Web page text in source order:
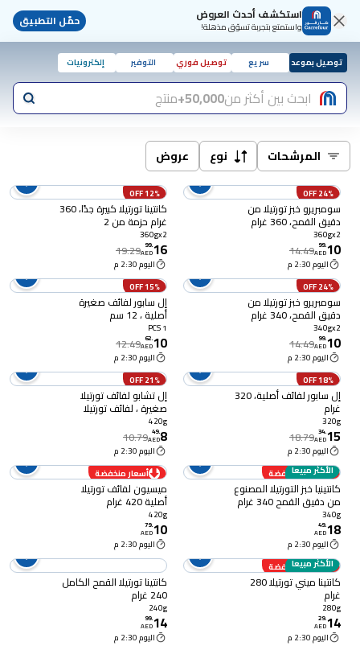
استكشف أحدث العروض
واستمتع بتجربة تسوّق مذهلة! حمّل التطبيق
توصيل بموعد سريع توصيل فوري التوفير إلكترونيات
ابحث بين أكثر من50,000+ منتج
المرشحات نوع عروض
24% OFF
سومبريرو خبز تورتيلا من
دقيق القمح، 360 غرام
حزمة من 2
360gx2
10
.
99
AED
14.49
اليوم 2:30 م
12% OFF
كانتينا تورتيلا كبيرة جدًا، 360
غرام حزمة من 2
360gx2
16
.
99
AED
19.29
اليوم 2:30 م
24% OFF
سومبريرو خبز تورتيلا من
دقيق القمح، 340 غرام
حزمة من 2
340gx2
10
.
99
AED
14.49
اليوم 2:30 م
15% OFF
إل سابور لفائف صغيرة
أصلية ، 12 سم
1 PCS
10
.
62
AED
12.49
اليوم 2:30 م
18% OFF
إل سابور لفائف أصلية، 320
غرام
320g
15
.
34
AED
18.79
اليوم 2:30 م
21% OFF
إل تشابو لفائف تورتيلا
صغيرة ، لفائف تورتيلا
سم، 250 غرام
420g
8
.
49
AED
10.79
اليوم 2:30 م
أسعار منخفضة
الأكثر مبيعا
كانتينيا خبز التورتيلا المصنوع
من دقيق القمح 340 غرام
340g
18
.
49
AED
اليوم 2:30 م
أسعار منخفضة
ميسيون لفائف تورتيلا
أصلية 420 غرام
420g
10
.
79
AED
اليوم 2:30 م
أسعار منخفضة
الأكثر مبيعا
كانتينا ميني تورتيلا 280
غرام
280g
14
.
29
AED
اليوم 2:30 م
كانتينا تورتيلا القمح الكامل
240 غرام
240g
14
.
99
AED
اليوم 2:30 م